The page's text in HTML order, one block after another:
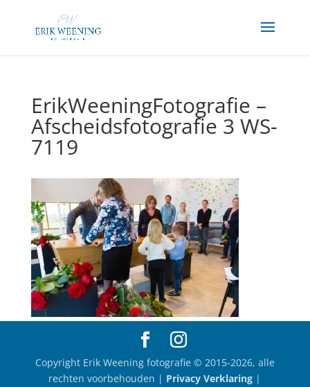
ErikWeeningFotografie –
Afscheidsfotografie 3 WS-
7119
Copyright Erik Weening fotografie © 2015-2026, alle
rechten voorbehouden | Privacy Verklaring |